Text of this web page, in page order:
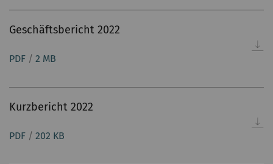
Geschäftsbericht 2022
PDF /2 MB
Kurzbericht 2022
PDF /202 KB